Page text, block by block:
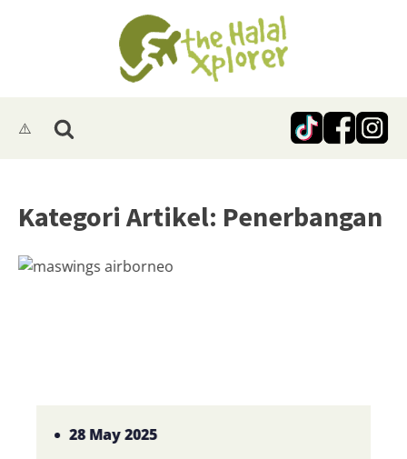
Kategori Artikel: Penerbangan
28 May 2025